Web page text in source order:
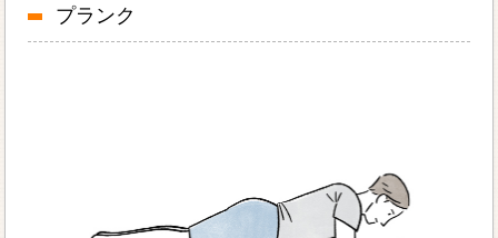
プランク